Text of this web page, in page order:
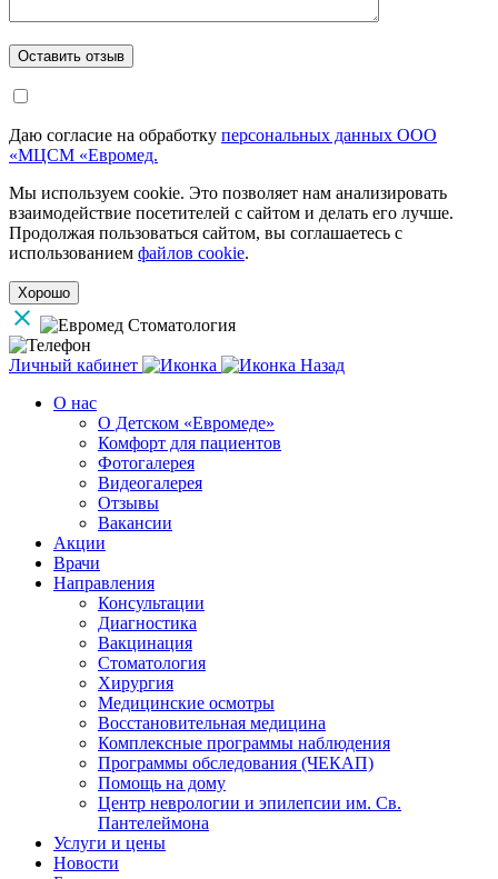
Даю согласие на обработку персональных данных ООО
«МЦСМ «Евромед.
Мы используем cookie. Это позволяет нам анализировать
взаимодействие посетителей с сайтом и делать его лучше.
Продолжая пользоваться сайтом, вы соглашаетесь с
использованием файлов cookie.
Хорошо
Личный кабинет
Назад
О нас
О Детском «Евромеде»
Комфорт для пациентов
Фотогалерея
Видеогалерея
Отзывы
Вакансии
Акции
Врачи
Направления
Консультации
Диагностика
Вакцинация
Стоматология
Хирургия
Медицинские осмотры
Восстановительная медицина
Комплексные программы наблюдения
Программы обследования (ЧЕКАП)
Помощь на дому
Центр неврологии и эпилепсии им. Св.
Пантелеймона
Услуги и цены
Новости